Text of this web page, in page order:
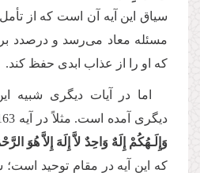
سیاق این آیه آن است که از
مسئله معاد می‌رسد و درصدد
که او را از عذاب ابدی حفظ کند.
اما در آیات دیگری شبیه
دیگری آمده ‌است. مثلاً در آیه 163 سوره بقره می‌فرماید:
وَإِلَـهُكُمْ إِلَهٌ وَاحِدٌ لاَّ إِلَهَ إِلاَّ هُوَ
که این آیه در مقام توحید